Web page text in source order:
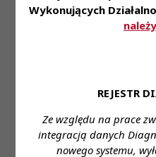
Wykonujących
REJESTR
Ze względu na prace
integracją danych
nowego systemu,
ubezpieczenie, zniżki
kursy językowe
Miejsce
Warszawa